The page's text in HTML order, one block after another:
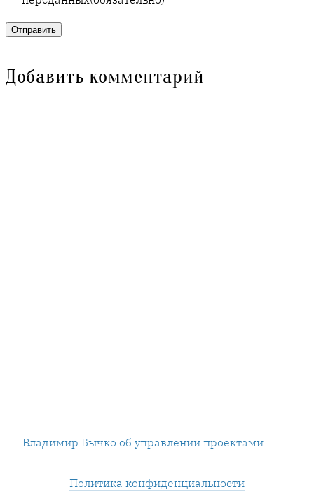
Отправить
Добавить комментарий
Владимир Бычко об управлении проектами
Политика конфиденциальности